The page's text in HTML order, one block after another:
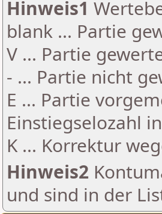
Hinweis1
blank ... Partie
V ... Partie
- ... Partie nicht
E ... Partie
Einstiegselozahl
K ... Korrektur
Hinweis2
und sind in der